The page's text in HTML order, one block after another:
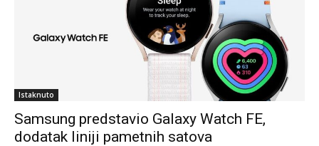
Istaknuto
Samsung predstavio Galaxy Watch FE,
dodatak liniji pametnih satova